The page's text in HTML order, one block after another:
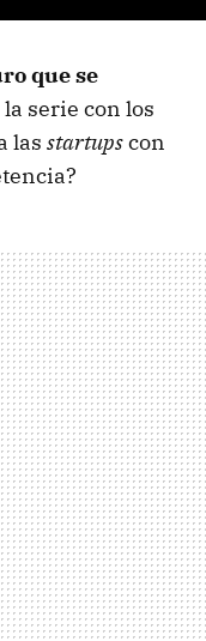
que se
serie con los
las startupscon